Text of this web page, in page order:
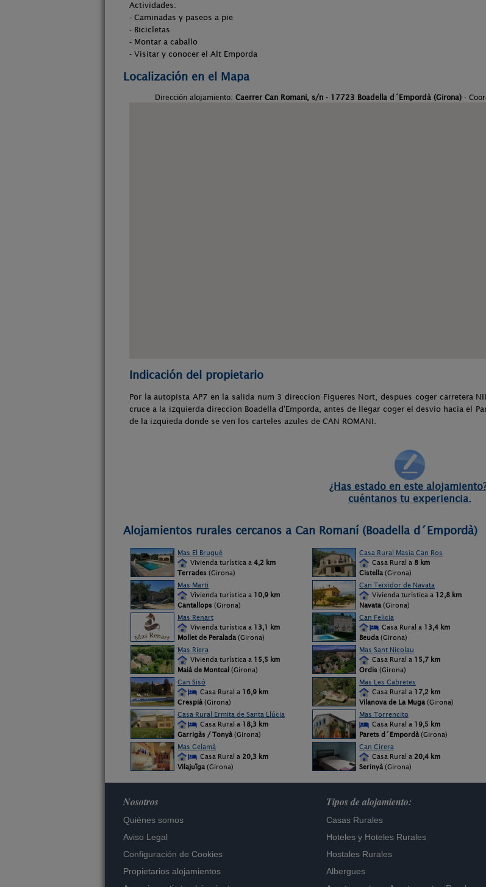
Actividades:
- Caminadas y paseos a pie
- Bicicletas
- Montar a caballo
- Visitar y conocer el Alt Emporda
Localización en el Mapa
Dirección alojamiento: Caerrer Can Romani, s/n - 17723 Boadella d´Empordà (Girona) -
Indicación del propietario
Por la autopista AP7 en la salida num 3 direccion Figueres Nort, despues coger carretera
cruce a la izquierda direccion Boadella d'Emporda, antes de llegar coger el desvio hacia el
de la izquieda donde se ven los carteles azules de CAN ROMANI.
¿Has estado en este
cuéntanos tu experiencia.
Alojamientos rurales cercanos a Can Romaní (Boadella d´Empordà)
Mas El Brugué
Vivienda turística a 4,2 km
Terrades (Girona)
Casa Rural Masia Can Ros
Casa Rural a 8 km
Cistella (Girona)
Mas Marti
Vivienda turística a 10,9 km
Cantallops (Girona)
Can Teixidor de Navata
Vivienda turística a 12,8 km
Navata (Girona)
Mas Renart
Vivienda turística a 13,1 km
Mollet de Peralada (Girona)
Can Felicia
Casa Rural a 13,4 km
Beuda (Girona)
Mas Riera
Vivienda turística a 15,5 km
Maià de Montcal (Girona)
Mas Sant Nicolau
Casa Rural a 15,7 km
Ordis (Girona)
Can Sisó
Casa Rural a 16,9 km
Crespià (Girona)
Mas Les Cabretes
Casa Rural a 17,2 km
Vilanova de La Muga (Girona)
Casa Rural Ermita de Santa Llúcia
Casa Rural a 18,3 km
Garrigàs / Tonyà (Girona)
Mas Torrencito
Casa Rural a 19,5 km
Parets d´Empordà (Girona)
Mas Gelamà
Casa Rural a 20,3 km
Vilajuïga (Girona)
Can Cirera
Casa Rural a 20,4 km
Serinyà (Girona)
Nosotros
Quiénes somos
Aviso Legal
Configuración de Cookies
Propietarios alojamientos
Tipos de alojamiento:
Casas Rurales
Hoteles y Hoteles Rurales
Hostales Rurales
Albergues